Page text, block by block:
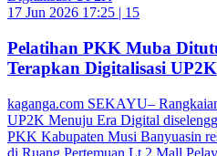
17 Jun 2026 17:25 | 15
Pelatihan PKK Muba
Terapkan Digitalisasi UP2K
kaganga.com SEKAYU–
UP2K Menuju Era Digital
PKK Kabupaten Musi Banyuasin
di Ruang Pertemuan Lt.2 Mall